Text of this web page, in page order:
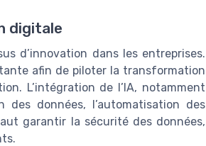
digitale
d’innovation dans les entreprises.
afin de piloter la transformation
L’intégration de l’IA, notamment
des données, l’automatisation des
garantir la sécurité des données,